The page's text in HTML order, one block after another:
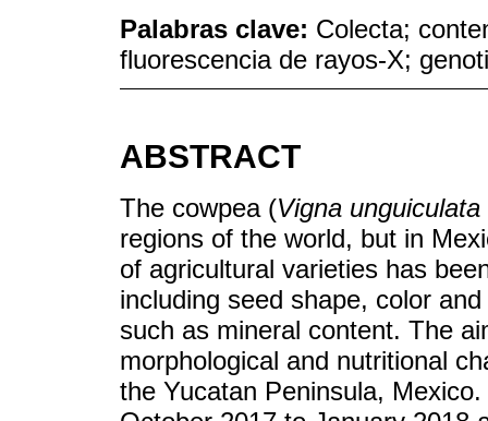
Palabras clave: Colecta;
fluorescencia de rayos-X;
ABSTRACT
The cowpea (Vigna unguiculata
regions of the world, but in
of agricultural varieties has
including seed shape, color
such as mineral content. The
morphological and nutritional
the Yucatan Peninsula,